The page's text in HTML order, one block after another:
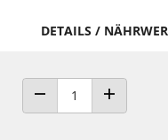
DETAILS /
ANZAHL VERRINGERN
ANZAHL